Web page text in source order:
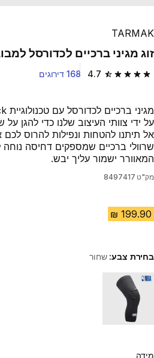
TARMAK
זוג מגיני ברכיים לכדורסל
4.7 4.7 out of 5 stars from 168 reviews 168 דירוגים
על ידי צוותי העיצוב שלנו כדי להגן על
אל תיתנו להטחות ונפילות להרוס לכם
שרוולי ברכיים שמספקים דחיסה
המאוורר ישמור עליך יבש.
מק"ט 8497417
בחירת צבע:שחור
Choose a variant
מידה